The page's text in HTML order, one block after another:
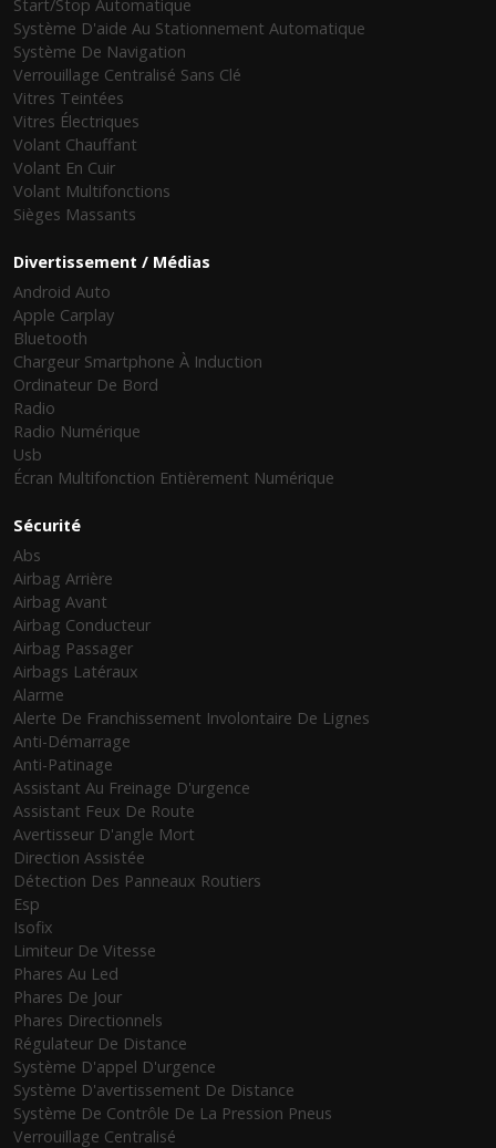
Start/stop Automatique
Système D'aide Au Stationnement Automatique
Système De Navigation
Verrouillage Centralisé Sans Clé
Vitres Teintées
Vitres Électriques
Volant Chauffant
Volant En Cuir
Volant Multifonctions
Sièges Massants
Divertissement / Médias
Android Auto
Apple Carplay
Bluetooth
Chargeur Smartphone À Induction
Ordinateur De Bord
Radio
Radio Numérique
Usb
Écran Multifonction Entièrement Numérique
Sécurité
Abs
Airbag Arrière
Airbag Avant
Airbag Conducteur
Airbag Passager
Airbags Latéraux
Alarme
Alerte De Franchissement Involontaire De Lignes
Anti-Démarrage
Anti-Patinage
Assistant Au Freinage D'urgence
Assistant Feux De Route
Avertisseur D'angle Mort
Direction Assistée
Détection Des Panneaux Routiers
Esp
Isofix
Limiteur De Vitesse
Phares Au Led
Phares De Jour
Phares Directionnels
Régulateur De Distance
Système D'appel D'urgence
Système D'avertissement De Distance
Système De Contrôle De La Pression Pneus
Verrouillage Centralisé